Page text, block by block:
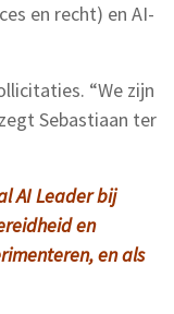
en recht) en AI-
“We zijn
Sebastiaan ter
AI Leader bij
en
en als